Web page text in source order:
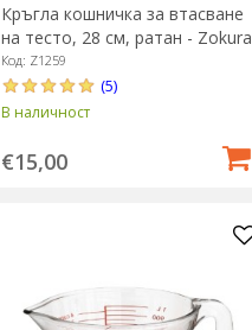
Кръгла кошничка за втасване
на тесто, 28 см, ратан - Zokura
Код: Z1259
(5)
В наличност
€15,00